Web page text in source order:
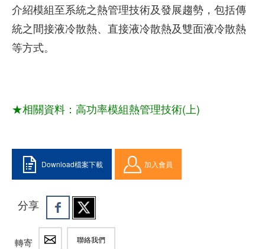
介紹模組至系統之熱管理技術及發展趨勢，包括傳
統之間接液冷散熱、直接液冷散熱及雙面液冷散熱
等方式。
★相關資料： 高功率模組熱管理技術(上)
Download檔案下載 加入會員
分享
轉寄 聯絡我們